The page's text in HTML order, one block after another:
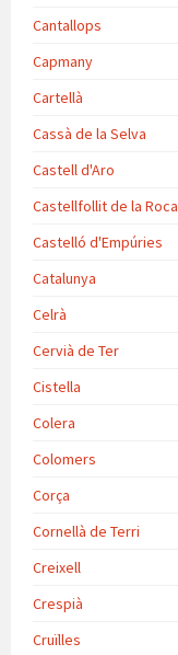
Cantallops
Capmany
Cartellà
Cassà de la Selva
Castell d'Aro
Castellfollit de la Roca
Castelló d'Empúries
Catalunya
Celrà
Cervià de Ter
Cistella
Colera
Colomers
Corça
Cornellà de Terri
Creixell
Crespià
Cruïlles